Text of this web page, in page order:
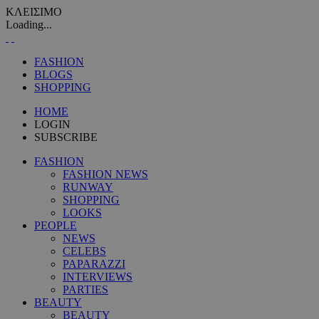
ΚΛΕΙΣΙΜΟ
Loading...
FASHION
BLOGS
SHOPPING
HOME
LOGIN
SUBSCRIBE
FASHION
FASHION NEWS
RUNWAY
SHOPPING
LOOKS
PEOPLE
NEWS
CELEBS
PAPARAZZI
INTERVIEWS
PARTIES
BEAUTY
BEAUTY